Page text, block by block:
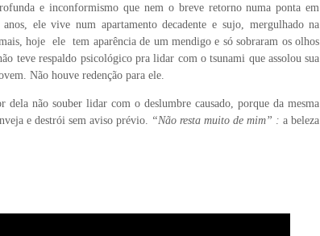
e inconformismo que nem o breve retorno numa ponta em
ele vive num apartamento decadente e sujo, mergulhado na
hoje ele tem aparência de um mendigo e só sobraram os olhos
teve respaldo psicológico pra lidar com o tsunami que assolou sua
Não houve redenção para ele.
dela não souber lidar com o deslumbre causado, porque da mesma
e destrói sem aviso prévio.
“Não resta muito de mim” : a beleza